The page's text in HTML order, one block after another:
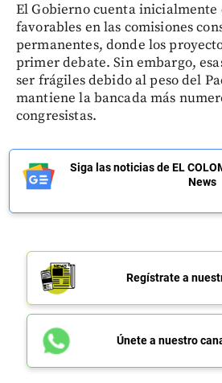
El Gobierno cuenta inicialmente
favorables en las comisiones
permanentes, donde los
primer debate. Sin embargo,
ser frágiles debido al peso del
mantiene la bancada más
congresistas.
Siga las noticias de EL
News
Regístrate a
Únete a nuestro